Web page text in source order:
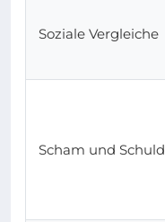
Soziale Vergleiche
Scham und Schuld